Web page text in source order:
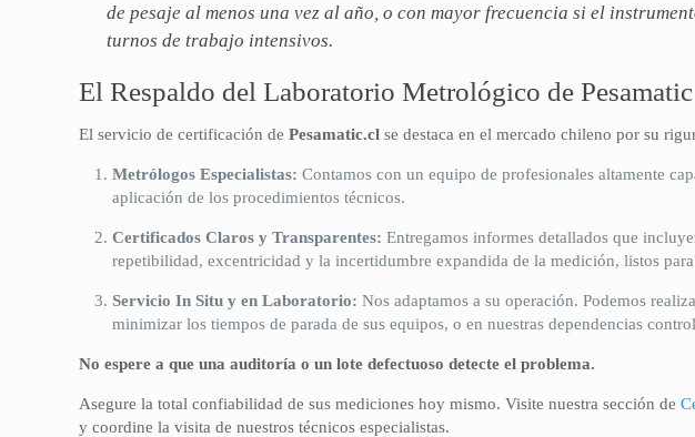
de pesaje al menos una vez al año, o con mayor frecuencia si el
turnos de trabajo intensivos.
El Respaldo del Laboratorio Metrológico de Pesamatic
El servicio de certificación dePesamatic.cl se destaca en el mercado chileno por su
Metrólogos Especialistas: Contamos con un equipo de profesionales altamente
aplicación de los procedimientos técnicos.
Certificados Claros y Transparentes: Entregamos informes detallados que
repetibilidad, excentricidad y la incertidumbre expandida de la medición, listos
Servicio In Situ y en Laboratorio: Nos adaptamos a su operación. Podemos
minimizar los tiempos de parada de sus equipos, o en nuestras dependencias
No espere a que una auditoría o un lote defectuoso detecte el problema.
Asegure la total confiabilidad de sus mediciones hoy mismo. Visite nuestra sección de
y coordine la visita de nuestros técnicos especialistas.